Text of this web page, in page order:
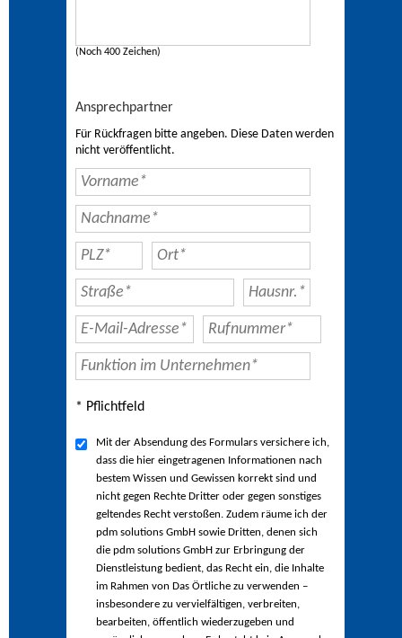
(Noch 400 Zeichen)
Ansprechpartner
Für Rückfragen bitte angeben. Diese Daten werden
nicht veröffentlicht.
* Pflichtfeld
Mit der Absendung des Formulars versichere ich,
dass die hier eingetragenen Informationen nach
bestem Wissen und Gewissen korrekt sind und
nicht gegen Rechte Dritter oder gegen sonstiges
geltendes Recht verstoßen. Zudem räume ich der
pdm solutions GmbH sowie Dritten, denen sich
die pdm solutions GmbH zur Erbringung der
Dienstleistung bedient, das Recht ein, die Inhalte
im Rahmen von Das Örtliche zu verwenden –
insbesondere zu vervielfältigen, verbreiten,
bearbeiten, öffentlich wiederzugeben und